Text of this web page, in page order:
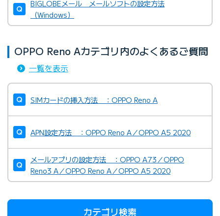
BIGLOBEメール メールソフトの設定方法
（Windows）
OPPO Reno Aカテゴリ内のよくあるご質問
一覧を表示
SIMカードの挿入方法 ：OPPO Reno A
APN設定方法 ：OPPO Reno A／OPPO A5 2020
メールアプリの設定方法 ：OPPO A73／OPPO
Reno3 A／OPPO Reno A／OPPO A5 2020
カテゴリ検索